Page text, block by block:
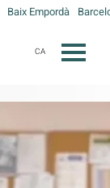
Baix Empordà
CA